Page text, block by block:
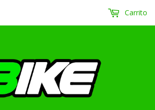
Carrito